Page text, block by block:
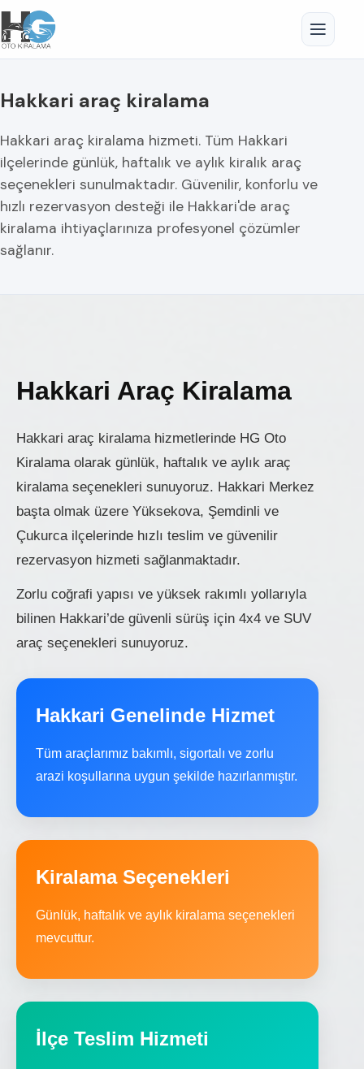
Hakkari araç kiralama
Hakkari araç kiralama hizmeti. Tüm Hakkari
ilçelerinde günlük, haftalık ve aylık kiralık araç
seçenekleri sunulmaktadır. Güvenilir, konforlu ve
hızlı rezervasyon desteği ile Hakkari'de araç
kiralama ihtiyaçlarınıza profesyonel çözümler
sağlanır.
Hakkari Araç Kiralama
Hakkari araç kiralama hizmetlerinde HG Oto
Kiralama olarak günlük, haftalık ve aylık araç
kiralama seçenekleri sunuyoruz. Hakkari Merkez
başta olmak üzere Yüksekova, Şemdinli ve
Çukurca ilçelerinde hızlı teslim ve güvenilir
rezervasyon hizmeti sağlanmaktadır.
Zorlu coğrafi yapısı ve yüksek rakımlı yollarıyla
bilinen Hakkari’de güvenli sürüş için 4x4 ve SUV
araç seçenekleri sunuyoruz.
Hakkari Genelinde Hizmet
Tüm araçlarımız bakımlı, sigortalı ve zorlu
arazi koşullarına uygun şekilde hazırlanmıştır.
Kiralama Seçenekleri
Günlük, haftalık ve aylık kiralama seçenekleri
mevcuttur.
İlçe Teslim Hizmeti